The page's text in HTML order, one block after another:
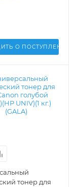
О ПОСТУПЛЕНИИ
тонер для